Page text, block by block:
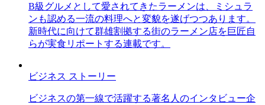
B級グルメとして愛されてきたラーメンは、ミシュラ
ンも認める一流の料理へと変貌を遂げつつあります。
新時代に向けて群雄割拠する街のラーメン店を巨匠自
らが実食リポートする連載です。
ビジネス ストーリー
ビジネスの第一線で活躍する著名人のインタビュー企